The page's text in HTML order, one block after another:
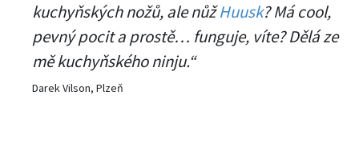
kuchyňských nožů, ale nůžHuusk? Má cool,
pevný pocit a prostě… funguje, víte? Dělá ze
mě kuchyňského ninju.“
Darek Vilson, Plzeň